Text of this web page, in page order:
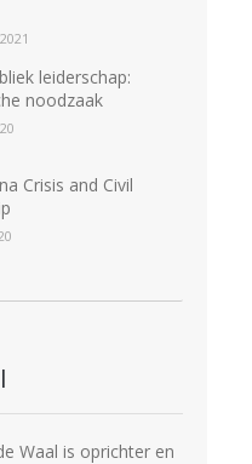
leiderschap:
noodzaak
Crisis and Civil
Waal is oprichter en